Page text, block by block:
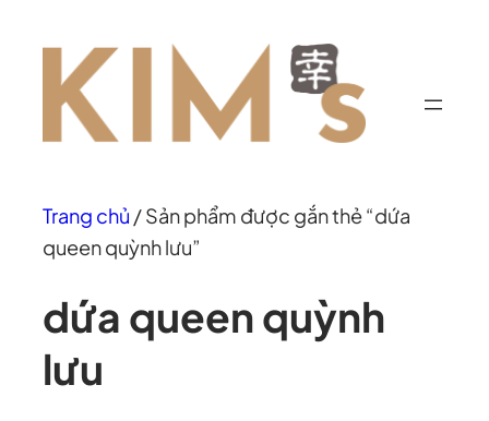
đến
dung
Trang chủ / Sản phẩm được gắn thẻ “dứa
queen quỳnh lưu”
dứa queen quỳnh
lưu